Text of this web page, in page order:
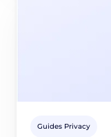
Guides Privacy